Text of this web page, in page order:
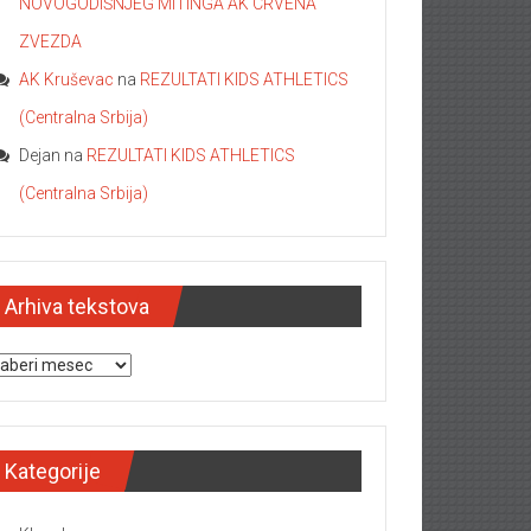
NOVOGODIŠNJEG MITINGA AK CRVENA
ZVEZDA
AK Kruševac na REZULTATI KIDS ATHLETICS
(Centralna Srbija)
Dejan na REZULTATI KIDS ATHLETICS
(Centralna Srbija)
Arhiva tekstova
tekstova
Kategorije